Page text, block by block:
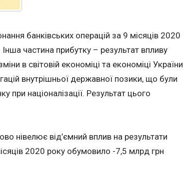
банківських операцій за 9 місяців 2020
частина прибутку – результат впливу
в світовій економіці та економіці України
внутрішньої державної позики, що були
при націоналізації. Результат цього
нівелює від’ємний вплив на результати
2020 року обумовило -7,5 млрд грн